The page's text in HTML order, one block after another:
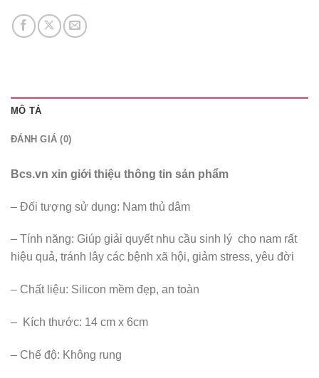
MÔ TẢ
ĐÁNH GIÁ (0)
Bcs.vn xin giới thiệu thông tin sản phẩm
– Đối tượng sử dụng: Nam thủ dâm
– Tính năng: Giúp giải quyết nhu cầu sinh lý cho nam rất
hiệu quả, tránh lây các bệnh xã hội, giảm stress, yêu đời
– Chất liệu: Silicon mềm đẹp, an toàn
– Kích thước: 14 cm x 6cm
– Chế độ: Không rung